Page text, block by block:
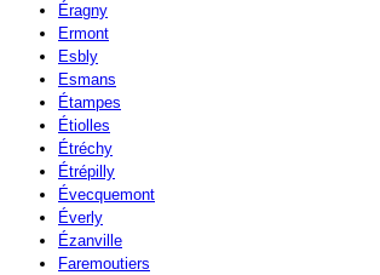
Éragny
Ermont
Esbly
Esmans
Étampes
Étiolles
Étréchy
Étrépilly
Évecquemont
Éverly
Ézanville
Faremoutiers